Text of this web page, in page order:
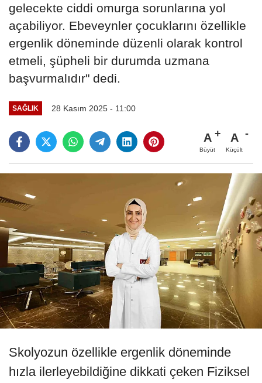
gelecekte ciddi omurga sorunlarına yol
açabiliyor. Ebeveynler çocuklarını özellikle
ergenlik döneminde düzenli olarak kontrol
etmeli, şüpheli bir durumda uzmana
başvurmalıdır" dedi.
SAĞLIK 28 Kasım 2025 - 11:00
A
Büyüt
A
Küçült
Skolyozun özellikle ergenlik döneminde
hızla ilerleyebildiğine dikkati çeken Fiziksel